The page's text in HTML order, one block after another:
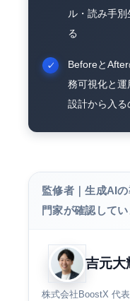
ル・読み手
る
Beforeと
務可視化と運
設計から入
監修者｜生成AI
門家が確認して
吉元大
株式会社BoostX 代